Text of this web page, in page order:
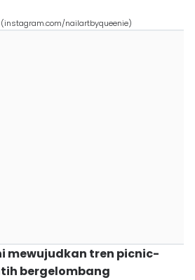
nailartbyqueenie)
mewujudkan tren picnic-
bergelombang